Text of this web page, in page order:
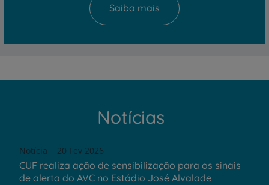
Saiba mais
Notícias
Notícia 20 Fev 2026
CUF realiza ação de sensibilização para os sinais
de alerta do AVC no Estádio José Alvalade